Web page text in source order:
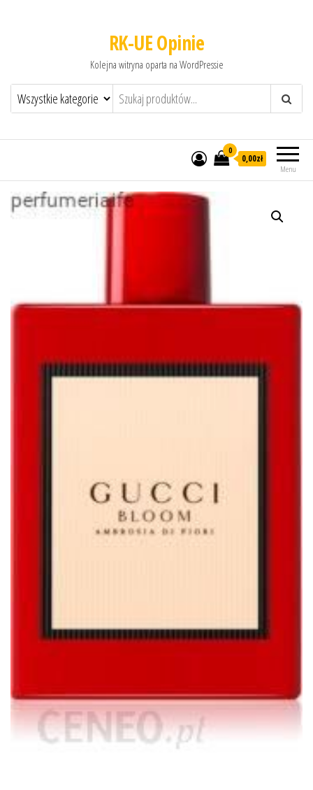
RK-UE Opinie
Kolejna witryna oparta na WordPressie
Menu
0
0,00zł